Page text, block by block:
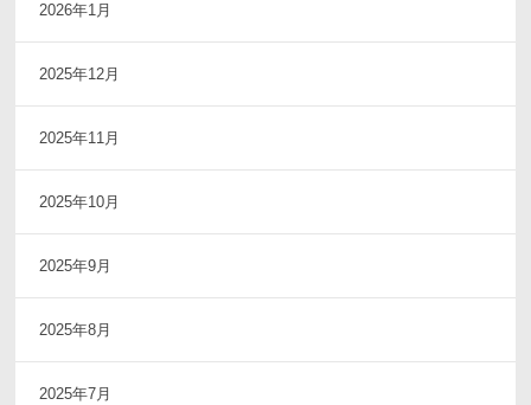
2026年1月
2025年12月
2025年11月
2025年10月
2025年9月
2025年8月
2025年7月